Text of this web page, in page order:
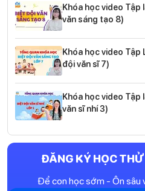
Khóa học video Tập
văn sáng tạo 8)
Khóa học video Tập
đội văn sĩ 7)
Khóa học video Tập
văn sĩ nhí 3)
ĐĂNG KÝ HỌC
Để con học sớm - Ôn sâu